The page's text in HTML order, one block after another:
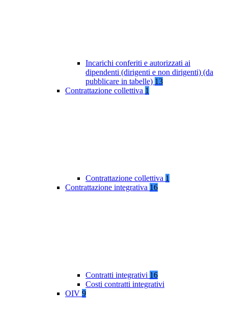
Incarichi conferiti e autorizzati ai
dipendenti (dirigenti e non dirigenti) (da
pubblicare in tabelle) 13
Contrattazione collettiva 1
Contrattazione collettiva 1
Contrattazione integrativa 16
Contratti integrativi 16
Costi contratti integrativi
OIV 9